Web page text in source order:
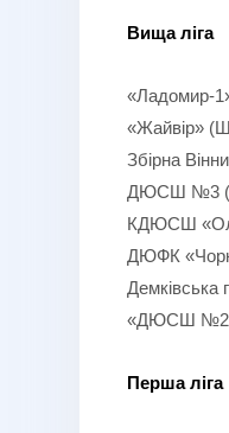
Вища ліга
«Ладомир-
«Жайвір»
Збірна
ДЮСШ №3
КДЮСШ
ДЮФК
Демківська
«ДЮСШ №2-
Перша ліга